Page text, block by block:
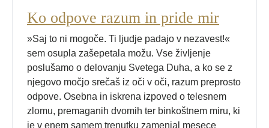
Ko odpove razum in pride mir
»Saj to ni mogoče. Ti ljudje padajo v nezavest!«
sem osupla zašepetala možu. Vse življenje
poslušamo o delovanju Svetega Duha, a ko se z
njegovo močjo srečaš iz oči v oči, razum preprosto
odpove. Osebna in iskrena izpoved o telesnem
zlomu, premaganih dvomih ter binkoštnem miru, ki
je v enem samem trenutku zamenjal mesece